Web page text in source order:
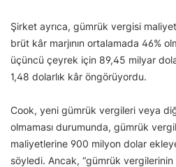
Şirket ayrıca, gümrük vergisi
brüt kâr marjının ortalamada 46%
üçüncü çeyrek için 89,45 milyar
1,48 dolarlık kâr öngörüyordu.
Cook, yeni gümrük vergileri veya
olmaması durumunda, gümrük
maliyetlerine 900 milyon dolar
söyledi. Ancak, “gümrük vergilerinin